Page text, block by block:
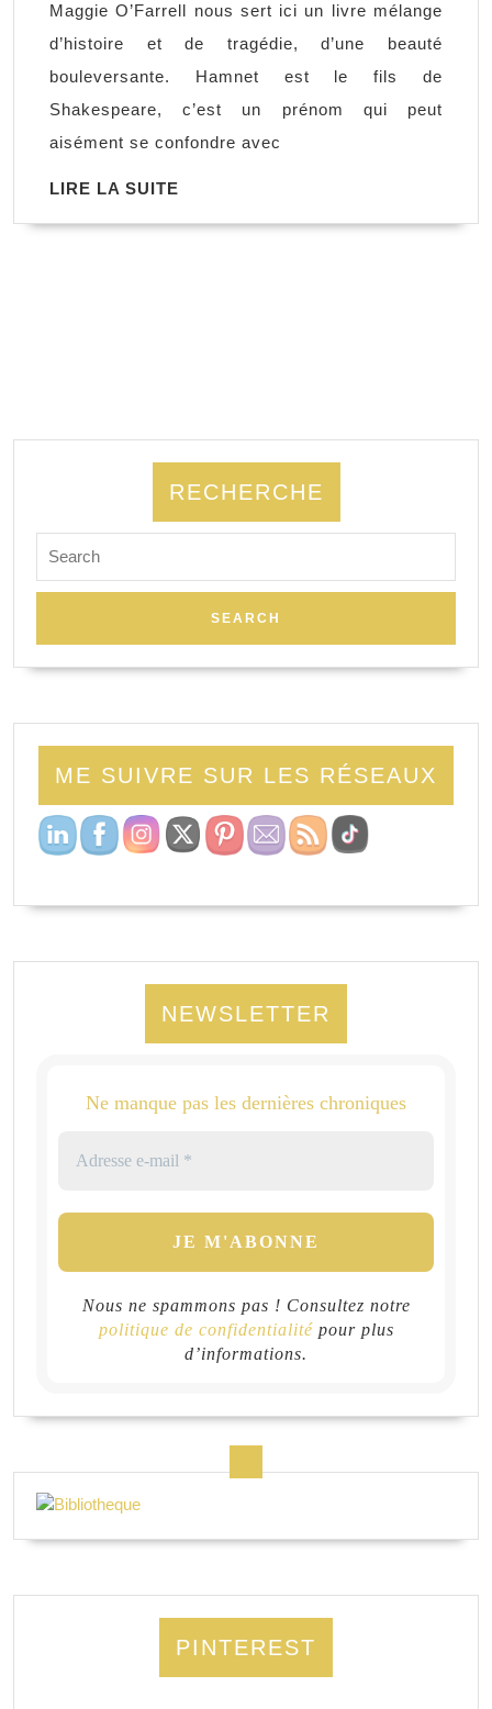
Maggie O’Farrell nous sert ici un livre mélange
d’histoire et de tragédie, d’une beauté
bouleversante. Hamnet est le fils de
Shakespeare, c’est un prénom qui peut
aisément se confondre avec
LIRE LA SUITE
RECHERCHE
for:
ME SUIVRE SUR LES RÉSEAUX
NEWSLETTER
Ne manque pas les dernières chroniques
Nous ne spammons pas ! Consultez notre
politique de confidentialitépour plus
d’informations.
PINTEREST